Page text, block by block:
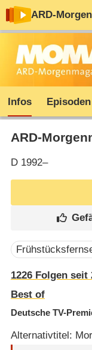
ARD-
Infos Episoden
ARD-
D1992–
1226Folgen seit
Best of
Deutsche TV-
Alternativtitel: